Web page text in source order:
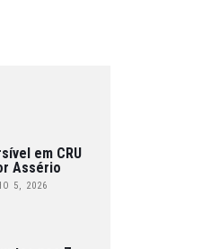
em CRU
Assério
5, 2026